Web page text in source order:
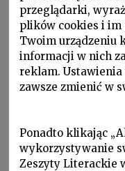
Dante
przeglądarki,
plików cookies i im
Twoim urządzeniu
informacji w nich
reklam. Ustawienia
zawsze zmienić w
Ponadto klikając
wykorzystywanie
Zeszyty Literackie